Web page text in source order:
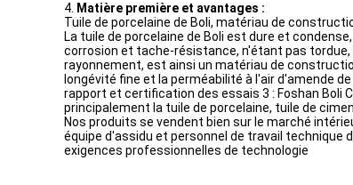
4. Matière première et avantages :
Tuile de porcelaine de Boli, matériau de
La tuile de porcelaine de Boli est dure et
corrosion et tache-résistance, n'étant pas
rayonnement, est ainsi un matériau de
longévité fine et la perméabilité à l'air d'amende
rapport et certification des essais 3 : Foshan Boli
principalement la tuile de porcelaine, tuile de
Nos produits se vendent bien sur le marché
équipe d'assidu et personnel de travail technique
exigences professionnelles de technologie